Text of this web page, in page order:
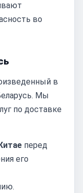
во
в
Мы
по доставке
перед
его